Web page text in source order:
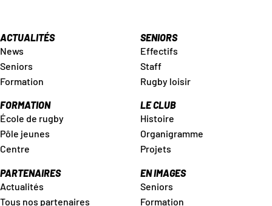
ACTUALITÉS
News
Seniors
Formation
SENIORS
Effectifs
Staff
Rugby loisir
FORMATION
École de rugby
Pôle jeunes
Centre
LE CLUB
Histoire
Organigramme
Projets
PARTENAIRES
Actualités
Tous nos partenaires
EN IMAGES
Seniors
Formation